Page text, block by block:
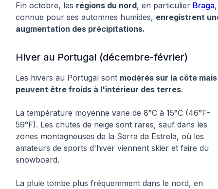
Fin octobre, les régions du nord, en particulier Braga,
connue pour ses automnes humides, enregistrent
augmentation des précipitations.
Hiver au Portugal (décembre-février)
Les hivers au Portugal sont modérés sur la côte mais
peuvent être froids à l'intérieur des terres.
La température moyenne varie de 8°C à 15°C (46°F-
59°F). Les chutes de neige sont rares, sauf dans les
zones montagneuses de la Serra da Estrela, où les
amateurs de sports d'hiver viennent skier et faire du
snowboard.
La pluie tombe plus fréquemment dans le nord, en